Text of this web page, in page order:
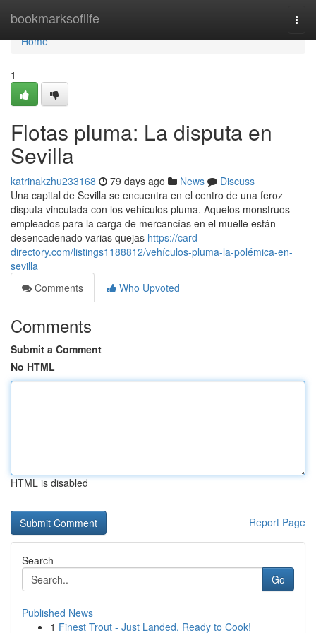
bookmarksoflife
Home
Home
1
Flotas pluma: La disputa en
Sevilla
katrinakzhu233168 79 days ago News
Discuss
Una capital de Sevilla se encuentra en el centro de una feroz
disputa vinculada con los vehículos pluma. Aquelos monstruos
empleados para la carga de mercancías en el muelle están
desencadenado varias quejas https://card-
directory.com/listings1188812/vehículos-pluma-la-polémica-en-
sevilla
Comments
Who Upvoted
Comments
Submit a Comment
No HTML
HTML is disabled
Report Page
Search
Go
Published News
1 Finest Trout - Just Landed, Ready to Cook!